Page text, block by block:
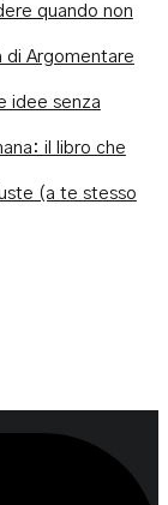
quando non
di Argomentare
idee senza
il libro che
(a te stesso